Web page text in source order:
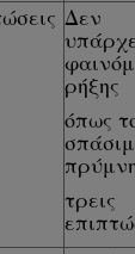
Δεν
ρήξης
όπως
τρεις